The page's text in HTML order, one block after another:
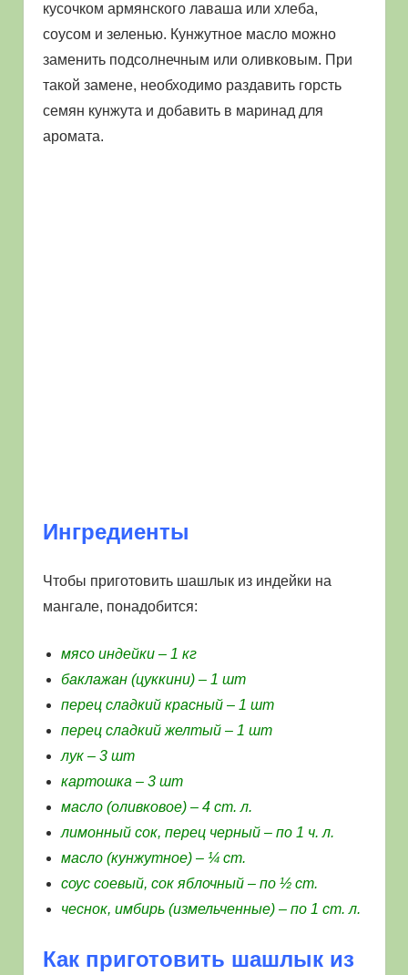
кусочком армянского лаваша или хлеба,
соусом и зеленью. Кунжутное масло можно
заменить подсолнечным или оливковым. При
такой замене, необходимо раздавить горсть
семян кунжута и добавить в маринад для
аромата.
Ингредиенты
Чтобы приготовить шашлык из индейки на
мангале, понадобится:
мясо индейки – 1 кг
баклажан (цуккини) – 1 шт
перец сладкий красный – 1 шт
перец сладкий желтый – 1 шт
лук – 3 шт
картошка – 3 шт
масло (оливковое) – 4 ст. л.
лимонный сок, перец черный – по 1 ч. л.
масло (кунжутное) – ¼ ст.
соус соевый, сок яблочный – по ½ ст.
чеснок, имбирь (измельченные) – по 1 ст. л.
Как приготовить шашлык из